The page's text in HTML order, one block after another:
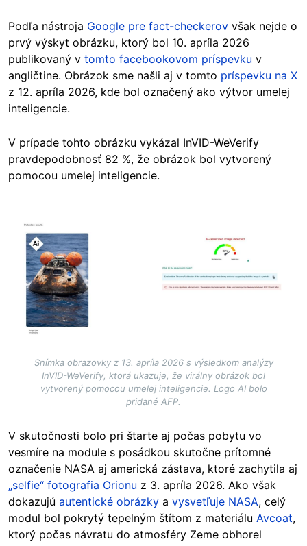
Podľa nástroja Google pre fact-checkerov však nejde o
prvý výskyt obrázku, ktorý bol 10. apríla 2026
publikovaný v tomto facebookovom príspevku v
angličtine. Obrázok sme našli aj v tomto príspevku na X
z 12. apríla 2026, kde bol označený ako výtvor umelej
inteligencie.
V prípade tohto obrázku vykázal InVID-WeVerify
pravdepodobnosť 82 %, že obrázok bol vytvorený
pomocou umelej inteligencie.
Image
Snímka obrazovky z 13. apríla 2026 s výsledkom analýzy
InVID-WeVerify, ktorá ukazuje, že virálny obrázok bol
vytvorený pomocou umelej inteligencie. Logo AI bolo
pridané AFP.
V skutočnosti bolo pri štarte aj počas pobytu vo
vesmíre na module s posádkou skutočne prítomné
označenie NASA aj americká zástava, ktoré zachytila aj
„selfie“ fotografia Orionu z 3. apríla 2026. Ako však
dokazujú autentické obrázky a vysvetľuje NASA, celý
modul bol pokrytý tepelným štítom z materiálu Avcoat,
ktorý počas návratu do atmosféry Zeme obhorel